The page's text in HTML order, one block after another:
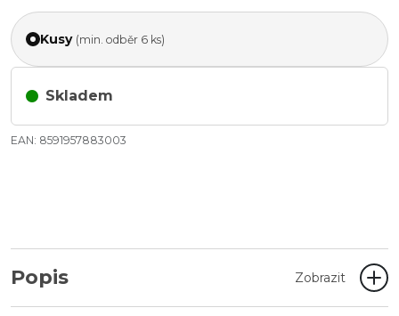
Kusy (min. odběr 6 ks)
Skladem
EAN: 8591957883003
Popis Zobrazit